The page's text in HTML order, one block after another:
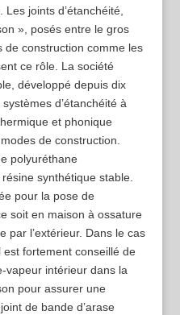
joints d’étanchéité,
», posés entre le gros
construction comme les
ce rôle. La société
développé depuis dix
d’étanchéité à
et phonique
de construction.
polyuréthane
synthétique stable.
pour la pose de
soit en maison à ossature
par l’extérieur. Dans le cas
fortement conseillé de
­vapeur intérieur dans la
pour assurer une
de bande d’arase